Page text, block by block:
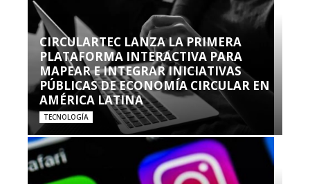
CIRCULARTEC LANZA LA PRIMERA
PLATAFORMA INTERACTIVA PARA
MAPEAR E INTEGRAR INICIATIVAS
PÚBLICAS DE ECONOMÍA CIRCULAR EN
AMÉRICA LATINA
TECNOLOGÍA